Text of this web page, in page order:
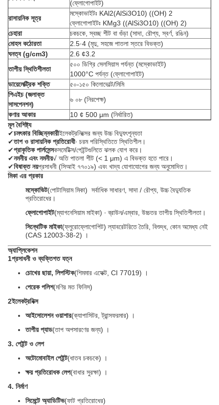
(ফ্লোগোপাইট)
রাসায়নিক সূত্র
মস্কোভাইটঃ KAl2(AlSi3O10) ((OH) 2
ফ্লোগোপাইটঃ KMg3 ((AlSi3O10) ((OH) 2)
চেহারা
চকচকে, স্বচ্ছ শীট বা গুঁড়া (সাদা, রৌপ্য, স্বর্ণ, রঙিন)
মোহস কঠোরতা
2.5·4 (মৃদু, সহজে পাতলা স্তরে বিভক্ত)
ঘনত্ব (g/cm3)
2.6 ¢3.2
তাপীয় স্থিতিশীলতা
৫০০ ডিগ্রি সেলসিয়াস পর্যন্ত (মস্কোভাইট)
1000°C পর্যন্ত (ফ্লোগোপাইট)
ডায়েলেক্ট্রিক শক্তি
৫০-১৫০ কিলোভোল্ট/মিমি
পিএইচ (জলাক্ত
সাসপেনশন)
৬ ০৮ (নিরপেক্ষ)
কণার আকার
10 ¢ 500 μm (নির্ধারিত)
মূল বৈশিষ্ট্য
✔চমৎকার বিচ্ছিন্নকারীইলেকট্রনিক্সের জন্য উচ্চ বিদ্যুৎশূন্যতা
✔তাপ ও রাসায়নিক প্রতিরোধী∙ চরম পরিস্থিতিতে স্থিতিশীল।
✔প্রাকৃতিক পার্লসেন্সকসমেটিক্স/পেইন্টগুলিতে ঝলক যোগ করে।
✔নমনীয় এবং নমনীয়√ অতি পাতলা শীট (< 1 μm) এ বিভক্ত হতে পারে।
✔বিষাক্ত নয়প্রসাধনী (সিআই ৭৭০১৯) এবং খাদ্য যোগাযোগের জন্য অনুমোদিত।
মিকা এর প্রকার
মস্কোভিট(পোটাসিয়াম মিকা) ️ সর্বাধিক সাধারণ, সাদা / রৌপ্য, উচ্চ বৈদ্যুতিক
প্রতিরোধের।
ফ্লোগোপাইট(ম্যাগনেসিয়াম মাইকা) ∙ ব্রাউন/এম্বার, উচ্চতর তাপীয় স্থিতিশীলতা।
সিন্থেটিক মাইকা(ফ্লুরোফ্লোগোপিট) ল্যাবরেটরিতে তৈরি, বিশুদ্ধ, কোন অমেধ্য নেই
(CAS 12003-38-2) ।
অ্যাপ্লিকেশন
1প্রসাধনী ও ব্যক্তিগত যত্ন
চোখের ছায়া, লিপস্টিক(শিমমার এফেক্ট, CI 77019) ।
পেরেক পলিশ(মণির মত ফিনিস)
2ইলেকট্রনিক্স
আইসোলেশন ওয়াশার(ক্যাপাসিটর, ট্রান্সফরমার) ।
তাপীয় প্যাড(তাপ অপসারণের জন্য) ।
3. পেইন্ট ও লেপ
অটোমোবাইল পেইন্ট(ধাতব চকচকে) ।
ক্ষয় প্রতিরোধক লেপ(বাধার সুরক্ষা) ।
4. নির্মাণ
সিমেন্টে অ্যাডিটিভ(ফাট প্রতিরোধের)